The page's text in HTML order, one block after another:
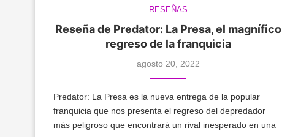
RESEÑAS
Reseña de Predator: La Presa, el magnífico
regreso de la franquicia
agosto 20, 2022
Predator: La Presa es la nueva entrega de la popular
franquicia que nos presenta el regreso del depredador
más peligroso que encontrará un rival inesperado en una